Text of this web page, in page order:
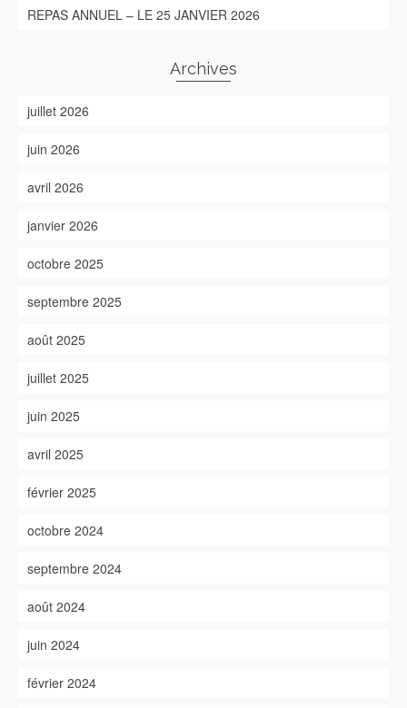
REPAS ANNUEL – LE 25 JANVIER 2026
Archives
juillet 2026
juin 2026
avril 2026
janvier 2026
octobre 2025
septembre 2025
août 2025
juillet 2025
juin 2025
avril 2025
février 2025
octobre 2024
septembre 2024
août 2024
juin 2024
février 2024